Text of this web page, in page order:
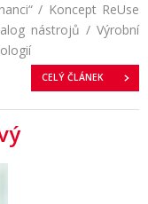
/ Koncept ReUse
nástrojů / Výrobní
CELÝ ČLÁNEK